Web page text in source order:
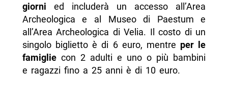
giorni ed includerà un accesso all’Area
Archeologica e al Museo di Paestum e
all’Area Archeologica di Velia. Il costo di un
singolo biglietto è di 6 euro, mentre per le
famigliecon 2 adulti e uno o più bambini
e ragazzi fino a 25 anni è di 10 euro.